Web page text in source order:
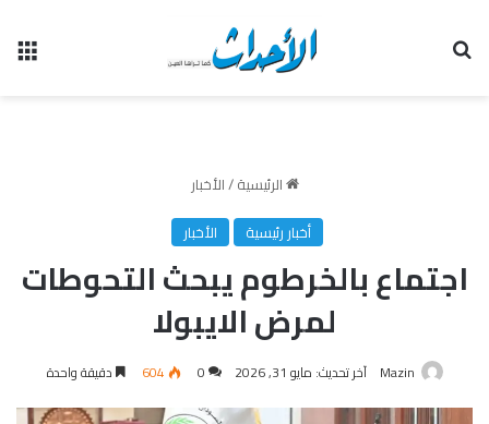
الرئيسية/الأخبار
أخبار رئيسية
الأخبار
اجتماع بالخرطوم يبحث التحوطات
لمرض الايبولا
Mazin آخر تحديث: مايو 31, 2026 0
604 دقيقة واحدة